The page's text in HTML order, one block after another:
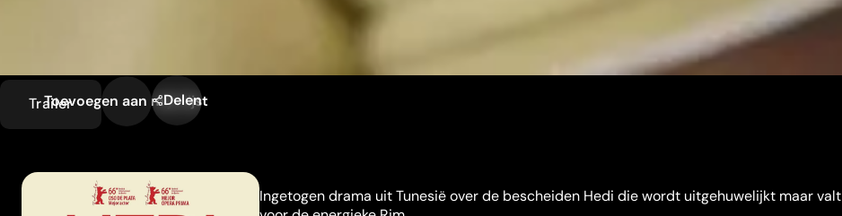
Trailer
Toevoegen aan mijn lijst
Delen
Ingetogen drama uit Tunesië over de bescheiden Hedi die wordt uitgehuwelijkt maar valt